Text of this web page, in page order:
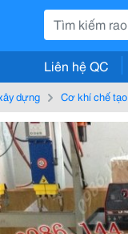
Liên hệ QC
dựng Cơ khí chế tạo